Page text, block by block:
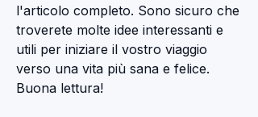
l'articolo completo. Sono sicuro che
troverete molte idee interessanti e
utili per iniziare il vostro viaggio
verso una vita più sana e felice.
Buona lettura!